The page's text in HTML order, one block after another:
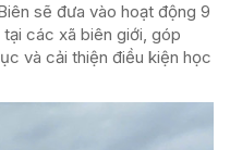
sẽ đưa vào hoạt động 9
các xã biên giới, góp
và cải thiện điều kiện học